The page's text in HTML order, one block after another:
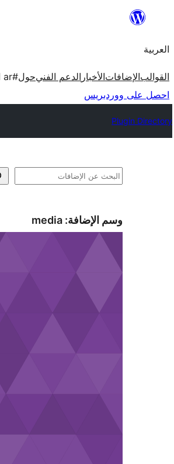
المحتوى
العربية
القوالبالإضافاتالأخبار الدعم الفنيحول#ar الفريق العربي
احصل على ووردبريس
Plugin Directory
البحث
وسم الإضافة: media